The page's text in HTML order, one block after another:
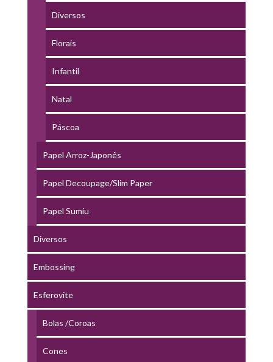
Diversos
Florais
Infantil
Natal
Páscoa
Papel Arroz-Japonês
Papel Decoupage/Slim Paper
Papel Sumiu
Diversos
Embossing
Esferovite
Bolas /Coroas
Cones